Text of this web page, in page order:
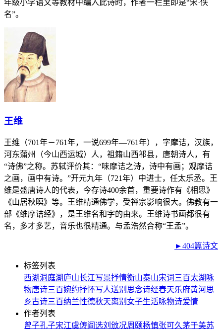
年级小学语文等教材中编入此诗时，作者一栏里即是“宋·佚
名”。
王维
王维（701年－761年，一说699年—761年），字摩诘，汉族，
河东蒲州（今山西运城）人，祖籍山西祁县，唐朝诗人，有
“诗佛”之称。苏轼评价其：“味摩诘之诗，诗中有画；观摩诘
之画，画中有诗。”开元九年（721年）中进士，任太乐丞。王
维是盛唐诗人的代表，今存诗400余首，重要诗作有《相思》
《山居秋暝》等。王维精通佛学，受禅宗影响很大。佛教有一
部《维摩诘经》，是王维名和字的由来。王维诗书画都很有
名，多才多艺，音乐也很精通。与孟浩然合称“王孟”。
►404篇诗文
标签列表
西湖洞庭湖庐山长江写景抒情衡山泰山宋词三百太湖 咏
物唐诗三百婉约抒怀写人送别 思念诗经春天乐府黄河思
乡古诗三百纳兰性德秋天离别 女子生活咏物诗爱情
作者列表
曾子孔子宋江虞俦阎选刘攽况周颐杨慎张可久茅于美苏